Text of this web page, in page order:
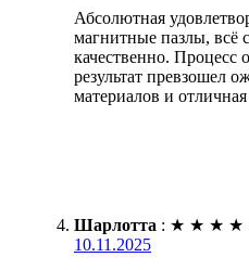
Абсолютная
магнитные пазлы, всё
качественно. Процесс
результат превзошел
материалов и
Шарлотта : ★ ★ ★ ★
10.11.2025